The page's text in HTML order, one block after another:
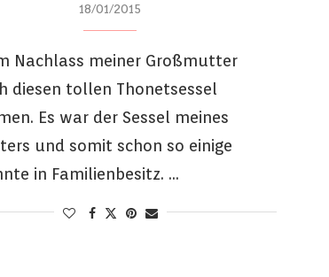
18/01/2015
Nachlass meiner Großmutter
diesen tollen Thonetsessel
Es war der Sessel meines
und somit schon so einige
in Familienbesitz. …